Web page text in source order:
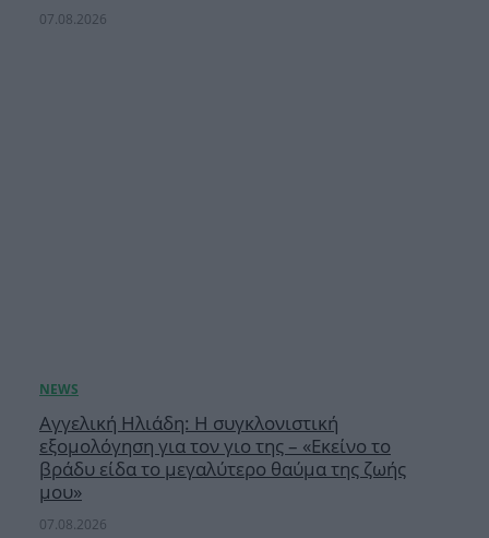
07.08.2026
Αγγελική Ηλιάδη: Η συγκλονιστική
εξομολόγηση για τον γιο της – «Εκείνο το
βράδυ είδα το μεγαλύτερο θαύμα της ζωής
μου»
07.08.2026